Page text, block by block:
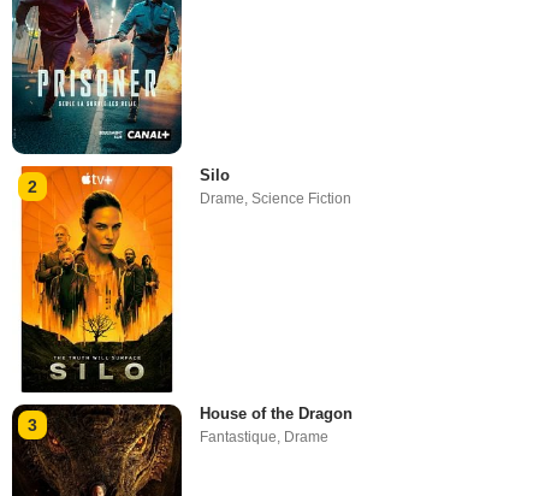
2
Silo
Drame,Science Fiction
3
House of the Dragon
Fantastique, Drame